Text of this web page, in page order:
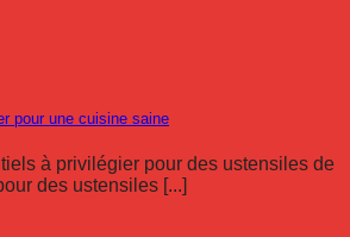
pour une cuisine saine
à privilégier pour des ustensiles de
des ustensiles [...]